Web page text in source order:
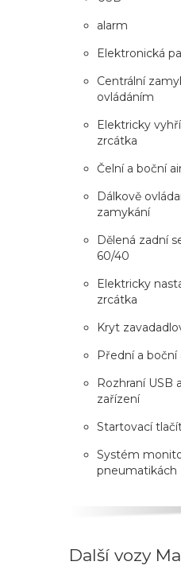
alarm
Elektronická
Centrální
ovládáním
Elektricky
zrcátka
Čelní a boční
Dálkově
zamykání
Dělená zadní
60/40
Elektricky
zrcátka
Kryt
Přední a boční
Rozhraní USB
zařízení
Startovací
Systém
pneumatikách
Další vozy